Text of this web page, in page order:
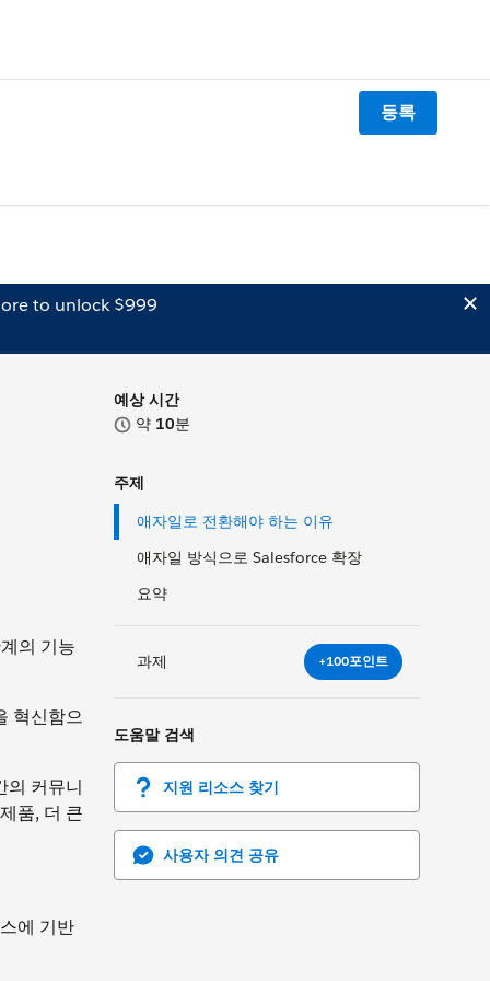
등록
to unlock $999
예상 시간
약 10분
주제
애자일로 전환해야 하는 이유
애자일 방식으로 Salesforce 확장
요약
과제 +100포인트
도움말 검색
지원 리소스 찾기
사용자 의견 공유
의 기능
혁신함으
의 커뮤니
품, 더 큰
에 기반